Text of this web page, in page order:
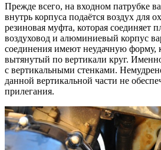
Прежде всего, на входном патрубке
внутрь корпуса подаётся воздух для
резиновая муфта, которая соединяет
воздуховод и алюминиевый корпус
соединения имеют неудачную форму,
вытянутый по вертикали круг.
с вертикальными стенками.
данной вертикальной части не
прилегания.